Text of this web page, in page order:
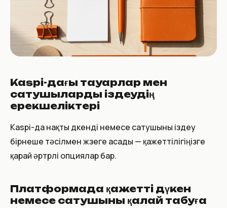
Kaspi-дағы тауарлар мен
сатушыларды іздеудің
ерекшеліктері
Kaspi-да нақты дүкенді немесе сатушыны іздеу
бірнеше тәсілмен жүзеге асады — қажеттілігіңізге
қарай әртүрлі опциялар бар.
Платформада қажетті дүкен
немесе сатушыны қалай табуға